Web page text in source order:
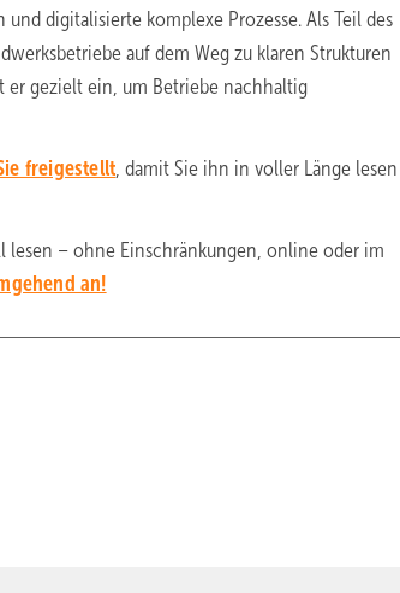
digitalisierte komplexe Prozesse. Als Teil des
auf dem Weg zu klaren Strukturen
er gezielt ein, um Betriebe nachhaltig
freigestellt, damit Sie ihn in voller Länge lesen
lesen – ohne Einschränkungen, online oder im
an!